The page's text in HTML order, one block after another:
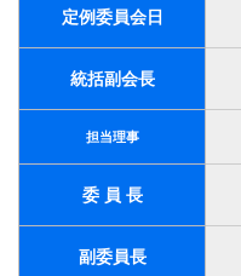
定例委員会日
統括副会長
担当理事
委 員 長
副委員長